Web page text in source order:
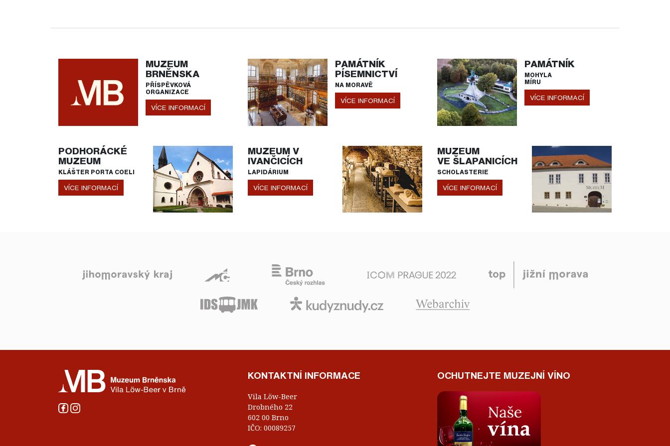
MUZEUM
BRNĚNSKA
PŘÍSPĚVKOVÁ
ORGANIZACE
VÍCE INFORMACÍ
PAMÁTNÍK
PÍSEMNICTVÍ
NA MORAVĚ
VÍCE INFORMACÍ
PAMÁTNÍK
MOHYLA
MÍRU
VÍCE INFORMACÍ
PODHORÁCKÉ
MUZEUM
KLÁŠTER PORTA COELI
VÍCE INFORMACÍ
MUZEUM V
IVANČICÍCH
LAPIDÁRIUM
VÍCE INFORMACÍ
MUZEUM
VE ŠLAPANICÍCH
SCHOLASTERIE
VÍCE INFORMACÍ
KONTAKTNÍ INFORMACE
Vila Löw-Beer
Drobného 22
602 00 Brno
IČO: 00089257
OCHUTNEJTE MUZEJNÍ VÍNO